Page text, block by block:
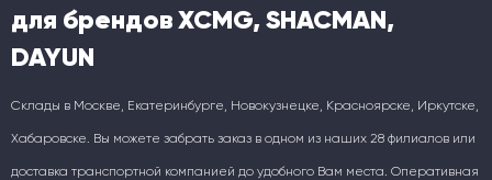
для брендов XCMG, SHACMAN,
DAYUN
Склады в Москве, Екатеринбурге, Новокузнецке, Красноярске, Иркутске,
Хабаровске. Вы можете забрать заказ в одном из наших 28 филиалов или
доставка транспортной компанией до удобного Вам места. Оперативная